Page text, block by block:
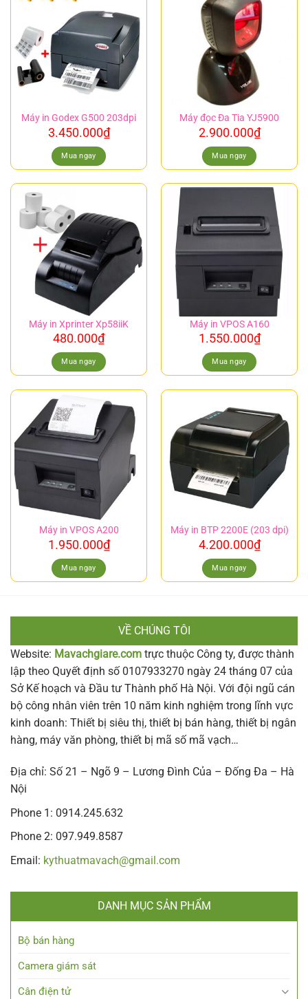
Máy in Godex G500 203dpi
3.450.000₫
Mua ngay
Máy đọc Đa Tia YJ5900
2.900.000₫
Mua ngay
Máy in Xprinter Xp58iiK
480.000₫
Mua ngay
Máy in VPOS A160
1.550.000₫
Mua ngay
Máy in VPOS A200
1.950.000₫
Mua ngay
Máy in BTP 2200E (203 dpi)
4.200.000₫
Mua ngay
VỀ CHÚNG TÔI
Website: Mavachgiare.com trực thuộc Công ty, được thành
lập theo Quyết định số 0107933270 ngày 24 tháng 07 của
Sở Kế hoạch và Đầu tư Thành phố Hà Nội. Với đội ngũ cán
bộ công nhân viên trên 10 năm kinh nghiệm trong lĩnh vực
kinh doanh: Thiết bị siêu thị, thiết bị bán hàng, thiết bị ngân
hàng, máy văn phòng, thiết bị mã số mã vạch…
Địa chỉ: Số 21 – Ngõ 9 – Lương Đình Của – Đống Đa – Hà
Nội
Phone 1: 0914.245.632
Phone 2: 097.949.8587
Email: kythuatmavach@gmail.com
DANH MỤC SẢN PHẨM
Bộ bán hàng
Camera giám sát
Cân điện tử